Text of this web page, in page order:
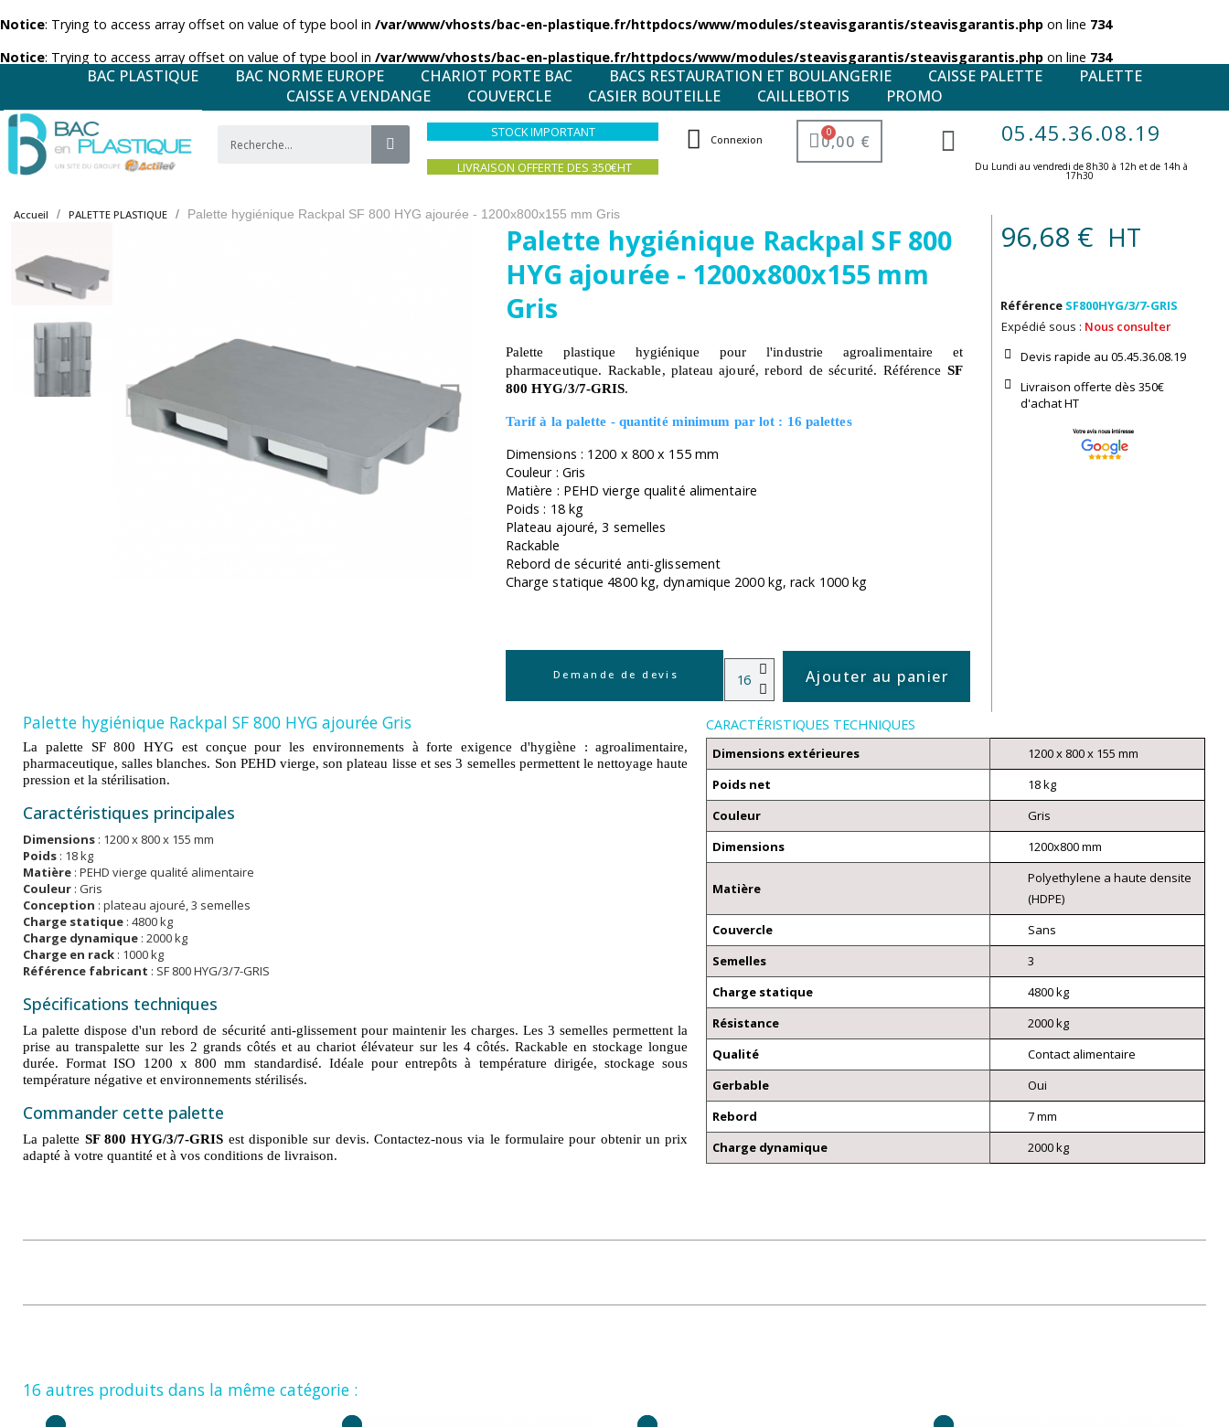
Notice: Trying to access array offset on value of type bool in /var/www/vhosts/bac-en-plastique.fr/httpdocs/www/modules/steavisgarantis/steavisgarantis.php on line 734
Notice: Trying to access array offset on value of type bool in /var/www/vhosts/bac-en-plastique.fr/httpdocs/www/modules/steavisgarantis/steavisgarantis.php on line 734
BAC PLASTIQUE BAC NORME EUROPE CHARIOT PORTE BAC BACS RESTAURATION ET BOULANGERIE CAISSE PALETTE
PALETTE
CAISSE A VENDANGE
COUVERCLE CASIER BOUTEILLE CAILLEBOTIS PROMO
STOCK IMPORTANT
LIVRAISON OFFERTE DES 350€HT
Connexion 0,00 € 05.45.36.08.19
Du Lundi au vendredi de 8h30 à 12h et de 14h à
17h30 ​
Accueil PALETTE PLASTIQUE Palette hygiénique Rackpal SF 800 HYG ajourée - 1200x800x155 mm Gris
Palette hygiénique Rackpal SF 800
HYG ajourée - 1200x800x155 mm
Gris
Palette plastique hygiénique pour l'industrie agroalimentaire et
pharmaceutique. Rackable, plateau ajouré, rebord de sécurité. Référence SF
800 HYG/3/7-GRIS.
Tarif à la palette - quantité minimum par lot : 16 palettes
Dimensions : 1200 x 800 x 155 mm
Couleur : Gris
Matière : PEHD vierge qualité alimentaire
Poids : 18 kg
Plateau ajouré, 3 semelles
Rackable
Rebord de sécurité anti-glissement
Charge statique 4800 kg, dynamique 2000 kg, rack 1000 kg
Demande de devis Ajouter au panier
96,68 € HT
Référence SF800HYG/3/7-GRIS
Expédié sous : Nous consulter
Devis rapide au 05.45.36.08.19​
Livraison offerte dès 350€
d'achat​ HT
Palette hygiénique Rackpal SF 800 HYG ajourée Gris
La palette SF 800 HYG est conçue pour les environnements à forte exigence d'hygiène : agroalimentaire,
pharmaceutique, salles blanches. Son PEHD vierge, son plateau lisse et ses 3 semelles permettent le nettoyage haute
pression et la stérilisation.
Caractéristiques principales
Dimensions : 1200 x 800 x 155 mm
Poids : 18 kg
Matière : PEHD vierge qualité alimentaire
Couleur : Gris
Conception : plateau ajouré, 3 semelles
Charge statique : 4800 kg
Charge dynamique : 2000 kg
Charge en rack : 1000 kg
Référence fabricant : SF 800 HYG/3/7-GRIS
Spécifications techniques
La palette dispose d'un rebord de sécurité anti-glissement pour maintenir les charges. Les 3 semelles permettent la
prise au transpalette sur les 2 grands côtés et au chariot élévateur sur les 4 côtés. Rackable en stockage longue
durée. Format ISO 1200 x 800 mm standardisé. Idéale pour entrepôts à température dirigée, stockage sous
température négative et environnements stérilisés.
Commander cette palette
La palette SF 800 HYG/3/7-GRIS est disponible sur devis. Contactez-nous via le formulaire pour obtenir un prix
adapté à votre quantité et à vos conditions de livraison.
CARACTÉRISTIQUES TECHNIQUES
Dimensions extérieures
1200 x 800 x 155 mm
Poids net
18 kg
Couleur
Gris
Dimensions
1200x800 mm
Matière
Polyethylene a haute densite
(HDPE)
Couvercle
Sans
Semelles
3
Charge statique
4800 kg
Résistance
2000 kg
Qualité
Contact alimentaire
Gerbable
Oui
Rebord
7 mm
Charge dynamique
2000 kg
16 autres produits dans la même catégorie :